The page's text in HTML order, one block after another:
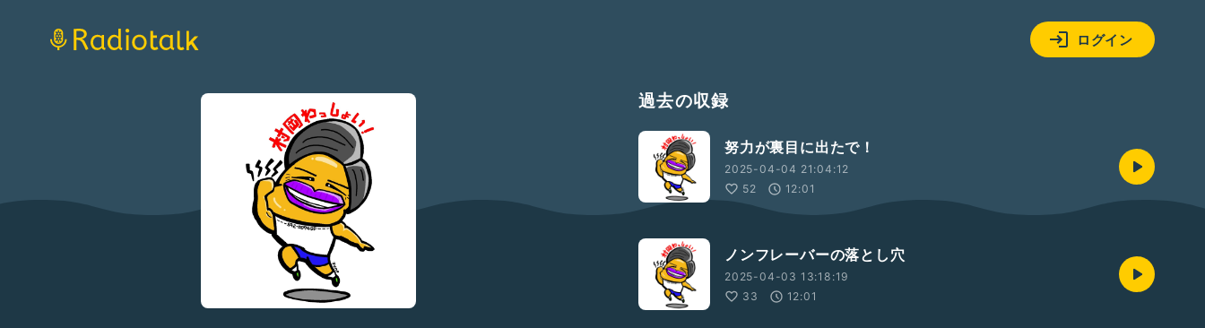
ログイン
過去の収録
努力が裏目に出たで！
2025-04-04 21:04:12
52
12:01
ノンフレーバーの落とし穴
2025-04-03 13:18:19
33
12:01